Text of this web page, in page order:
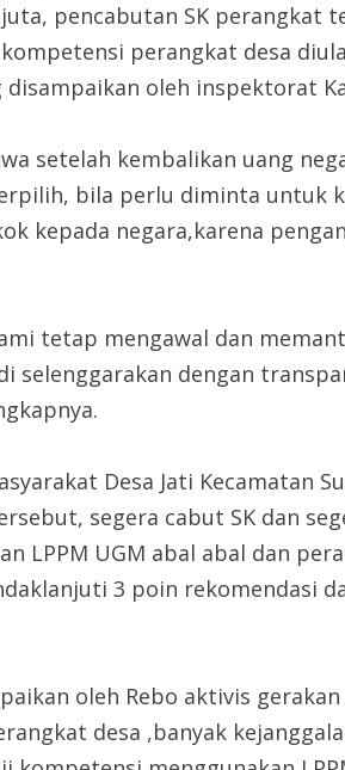
pencabutan SK perangkat
perangkat desa
oleh inspektorat
setelah kembalikan uang
bila perlu diminta untuk
kepada negara,karena
tetap mengawal dan
selenggarakan dengan
Desa Jati Kecamatan
segera cabut SK dan
LPPM UGM abal abal dan
3 poin rekomendasi
oleh Rebo aktivis
desa ,banyak